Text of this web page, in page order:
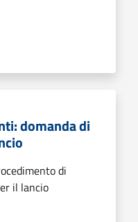
domanda di
di
il lancio